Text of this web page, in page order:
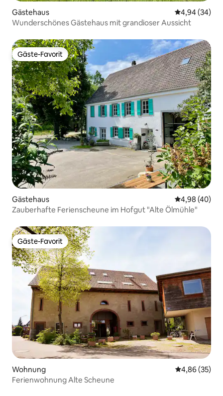
Gästehaus
4,94 (34)
Wunderschönes Gästehaus mit grandioser Aussicht
Gäste-Favorit
Gäste-Favorit
Gästehaus
4,98 (40)
Zauberhafte Ferienscheune im Hofgut "Alte Ölmühle"
Gäste-Favorit
Gäste-Favorit
Wohnung
4,86 (35)
Ferienwohnung Alte Scheune